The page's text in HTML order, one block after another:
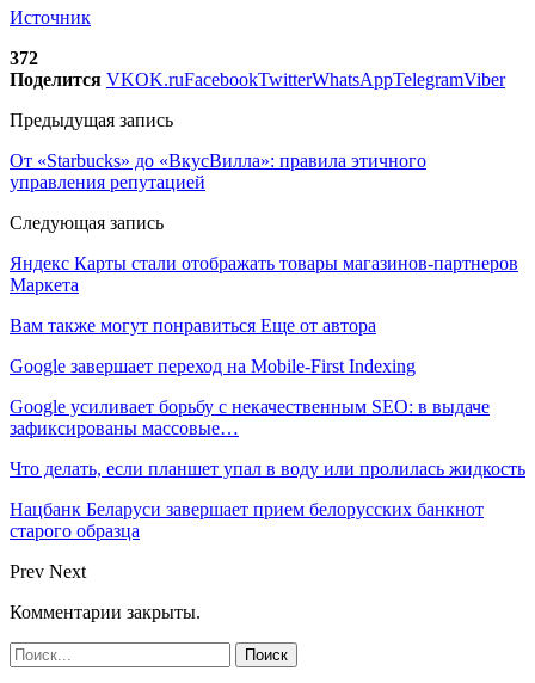
Источник
372
Поделится VKOK.ruFacebookTwitterWhatsAppTelegramViber
Предыдущая запись
От «Starbucks» до «ВкусВилла»: правила этичного
управления репутацией
Следующая запись
Яндекс Карты стали отображать товары магазинов-партнеров
Маркета
Вам также могут понравиться Еще от автора
Google завершает переход на Mobile-First Indexing
Google усиливает борьбу с некачественным SEO: в выдаче
зафиксированы массовые…
Что делать, если планшет упал в воду или пролилась жидкость
Нацбанк Беларуси завершает прием белорусских банкнот
старого образца
Prev Next
Комментарии закрыты.